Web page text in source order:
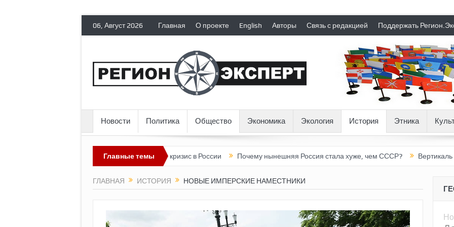
06, Август 2026 Главная О проекте English Авторы Связь с редакцией Поддержать
Новости Политика Общество Экономика Экология История Этника
Главные темы
Топливный кризис в России Почему нынешняя Россия стала хуже, чем СССР? Вертикаль под
ГЛАВНАЯ ИСТОРИЯ НОВЫЕ ИМПЕРСКИЕ НАМЕСТНИКИ